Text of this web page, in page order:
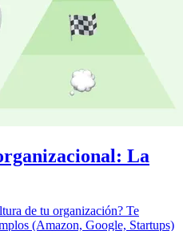
La
de tu organización? Te
(Amazon, Google, Startups)